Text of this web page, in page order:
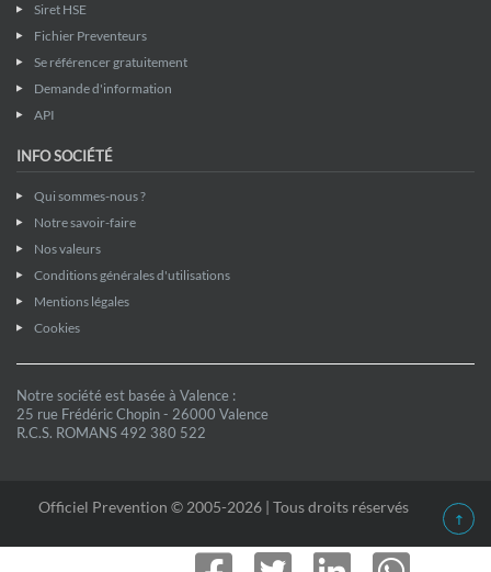
Siret HSE
Fichier Preventeurs
Se référencer gratuitement
Demande d'information
API
INFO SOCIÉTÉ
Qui sommes-nous ?
Notre savoir-faire
Nos valeurs
Conditions générales d'utilisations
Mentions légales
Cookies
Notre société est basée à Valence :
25 rue Frédéric Chopin - 26000 Valence
R.C.S. ROMANS 492 380 522
Officiel Prevention © 2005-2026 | Tous droits réservés